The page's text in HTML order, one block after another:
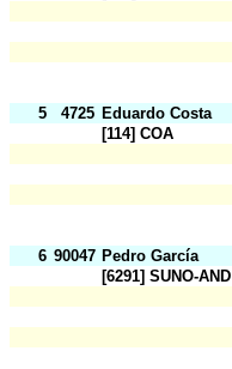
5 4725 Eduardo Costa
[114] COA
6 90047 Pedro García
[6291] SUNO-AND